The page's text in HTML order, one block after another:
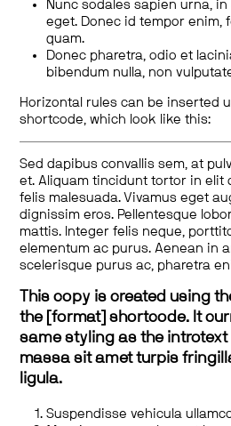
Nunc sodales sapien urna,
eget. Donec id tempor enim,
quam.
Donec pharetra, odio et
bibendum nulla, non
Horizontal rules can be inserted
shortcode, which look like this:
Sed dapibus convallis sem, at
et. Aliquam tincidunt tortor in elit
felis malesuada. Vivamus eget
dignissim eros. Pellentesque
mattis. Integer felis neque,
elementum ac purus. Aenean in
scelerisque purus ac, pharetra
This copy is created using
the [format] shortcode. It
same styling as the
massa sit amet turpis
ligula.
Suspendisse vehicula